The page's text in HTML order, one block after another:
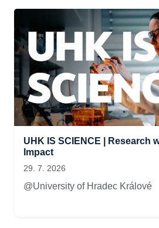
UHK IS SCIENCE | Research
Impact
29. 7. 2026
@University of Hradec Králové